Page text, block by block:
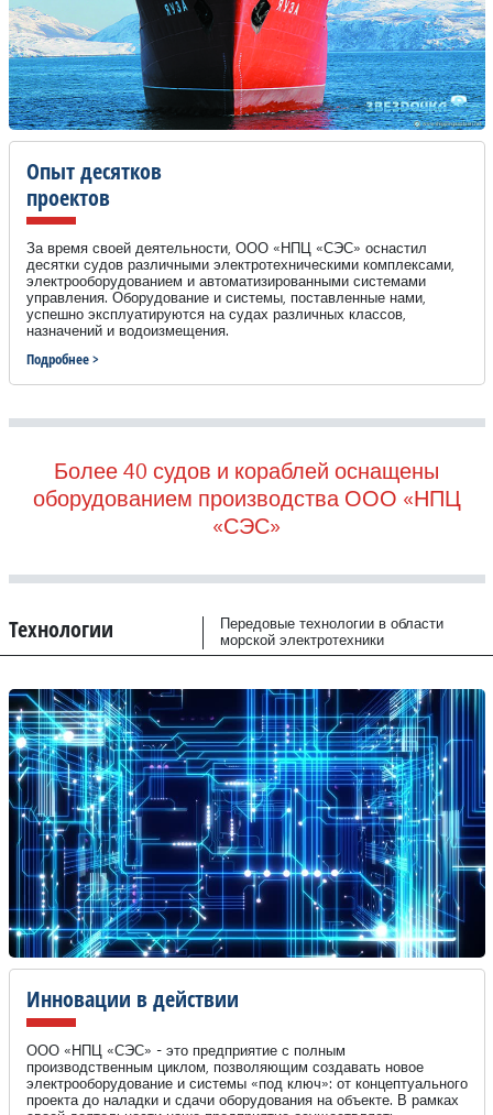
Опыт десятков
проектов
За время своей деятельности, ООО «НПЦ «СЭС» оснастил
десятки судов различными электротехническими комплексами,
электрооборудованием и автоматизированными системами
управления. Оборудование и системы, поставленные нами,
успешно эксплуатируются на судах различных классов,
назначений и водоизмещения.
Подробнее >
Более 40 судов и кораблей оснащены
оборудованием производства ООО «НПЦ
«СЭС»
Технологии
Передовые технологии в области
морской электротехники
Инновации в действии
ООО «НПЦ «СЭС» - это предприятие с полным
производственным циклом, позволяющим создавать новое
электрооборудование и системы «под ключ»: от концептуального
проекта до наладки и сдачи оборудования на объекте. В рамках